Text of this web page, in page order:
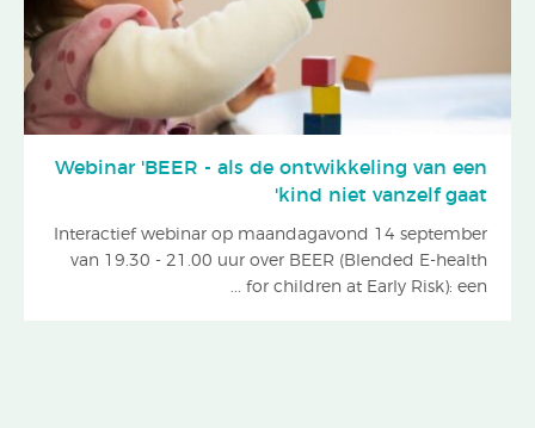
Webinar 'BEER - als de ontwikkeling van een
kind niet vanzelf gaat'
Interactief webinar op maandagavond 14 september
van 19.30 - 21.00 uur over BEER (Blended E-health
for children at Early Risk): een ...